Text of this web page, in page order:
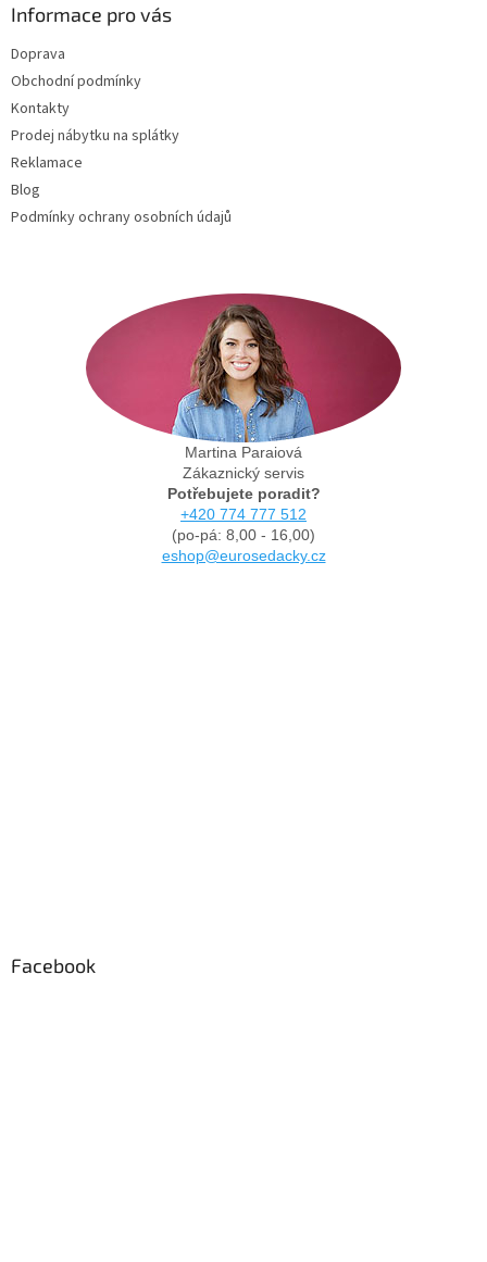
Informace pro vás
Doprava
Obchodní podmínky
Kontakty
Prodej nábytku na splátky
Reklamace
Blog
Podmínky ochrany osobních údajů
Martina Paraiová
Zákaznický servis
Potřebujete poradit?
+420 774 777 512
(po-pá: 8,00 - 16,00)
eshop@eurosedacky.cz
Facebook